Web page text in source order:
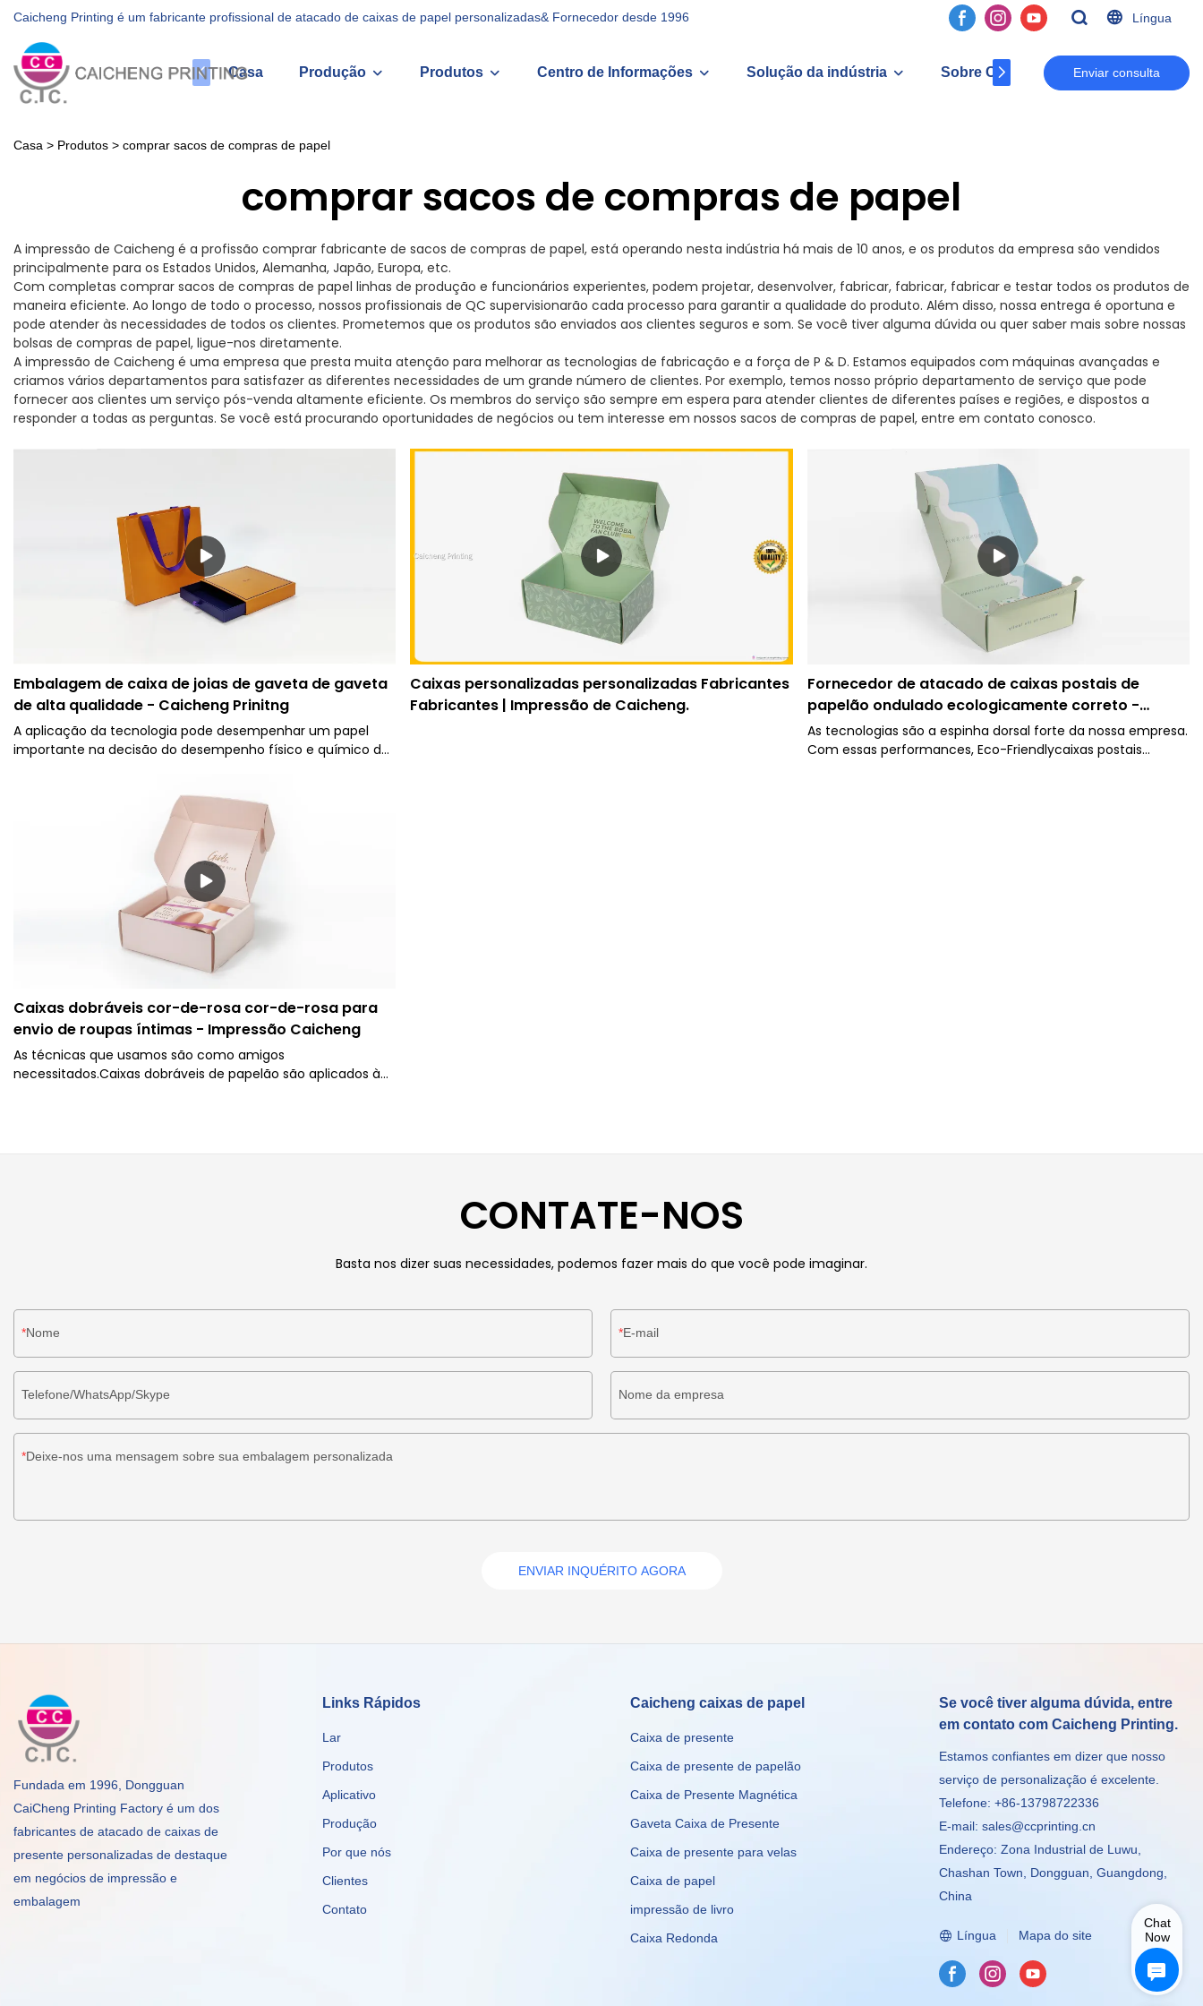
Caicheng Printing é um fabricante profissional de atacado de caixas de papel personalizadas& Fornecedor desde 1996 Língua
Casa Produção Produtos Centro de Informações Solução da indústria Sobre Cc Contato
Enviar consulta
Casa > Produtos > comprar sacos de compras de papel
comprar sacos de compras de papel
A impressão de Caicheng é a profissão comprar fabricante de sacos de compras de papel, está operando nesta indústria há mais de 10 anos, e os produtos da empresa são vendidos
principalmente para os Estados Unidos, Alemanha, Japão, Europa, etc.
Com completas comprar sacos de compras de papel linhas de produção e funcionários experientes, podem projetar, desenvolver, fabricar, fabricar, fabricar e testar todos os produtos de
maneira eficiente. Ao longo de todo o processo, nossos profissionais de QC supervisionarão cada processo para garantir a qualidade do produto. Além disso, nossa entrega é oportuna e
pode atender às necessidades de todos os clientes. Prometemos que os produtos são enviados aos clientes seguros e som. Se você tiver alguma dúvida ou quer saber mais sobre nossas
bolsas de compras de papel, ligue-nos diretamente.
A impressão de Caicheng é uma empresa que presta muita atenção para melhorar as tecnologias de fabricação e a força de P & D. Estamos equipados com máquinas avançadas e
criamos vários departamentos para satisfazer as diferentes necessidades de um grande número de clientes. Por exemplo, temos nosso próprio departamento de serviço que pode
fornecer aos clientes um serviço pós-venda altamente eficiente. Os membros do serviço são sempre em espera para atender clientes de diferentes países e regiões, e dispostos a
responder a todas as perguntas. Se você está procurando oportunidades de negócios ou tem interesse em nossos sacos de compras de papel, entre em contato conosco.
Embalagem de caixa de joias de gaveta de gaveta
de alta qualidade - Caicheng Prinitng
A aplicação da tecnologia pode desempenhar um papel
importante na decisão do desempenho físico e químico da
gama de aplicações potenciais.
Caixas personalizadas personalizadas Fabricantes
Fabricantes | Impressão de Caicheng.
Fornecedor de atacado de caixas postais de
papelão ondulado ecologicamente correto -
impressão Caicheng
As tecnologias são a espinha dorsal forte da nossa empresa.
Com essas performances, Eco-Friendlycaixas postais
Caixas dobráveis ​​cor-de-rosa cor-de-rosa para
envio de roupas íntimas - Impressão Caicheng
As técnicas que usamos são como amigos
necessitados.Caixas dobráveis ​​de papelão são aplicados à
CONTATE-NOS
Basta nos dizer suas necessidades, podemos fazer mais do que você pode imaginar.
Nome E-mail
Telefone/WhatsApp/Skype Nome da empresa
Deixe-nos uma mensagem sobre sua embalagem personalizada
ENVIAR INQUÉRITO AGORA
Fundada em 1996, Dongguan
CaiCheng Printing Factory é um dos
fabricantes de atacado de caixas de
presente personalizadas de destaque
em negócios de impressão e
embalagem
Links Rápidos
Lar
Produtos
Aplicativo
Produção
Por que nós
Clientes
Contato
Caicheng caixas de papel
Caixa de presente
Caixa de presente de papelão
Caixa de Presente Magnética
Gaveta Caixa de Presente
Caixa de presente para velas
Caixa de papel
impressão de livro
Caixa Redonda
Se você tiver alguma dúvida, entre
em contato com Caicheng Printing.
Estamos confiantes em dizer que nosso
serviço de personalização é excelente.
Telefone: +86-13798722336
E-mail:sales@ccprinting.cn
Endereço: Zona Industrial de Luwu,
Chashan Town, Dongguan, Guangdong,
China
Língua Mapa do site
Chat
Now